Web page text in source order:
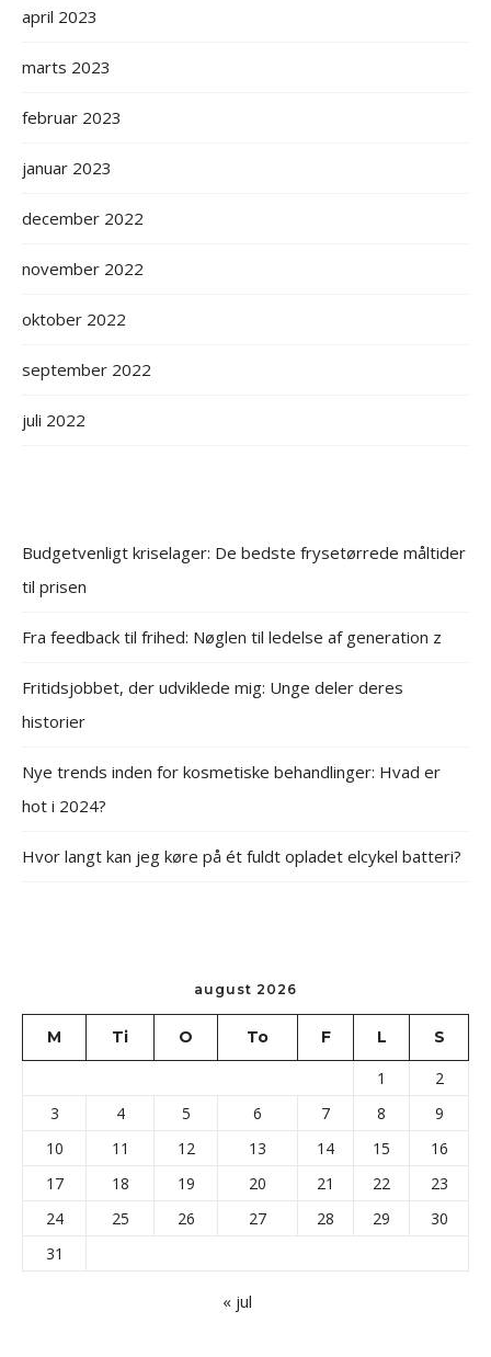
april 2023
marts 2023
februar 2023
januar 2023
december 2022
november 2022
oktober 2022
september 2022
juli 2022
Budgetvenligt kriselager: De bedste frysetørrede måltider
til prisen
Fra feedback til frihed: Nøglen til ledelse af generation z
Fritidsjobbet, der udviklede mig: Unge deler deres
historier
Nye trends inden for kosmetiske behandlinger: Hvad er
hot i 2024?
Hvor langt kan jeg køre på ét fuldt opladet elcykel batteri?
august 2026
M Ti O To F L S
1
2
3
4 5 6 7 8
9
10
11 12 13 14 15
16
17
18 19 20 21 22
23
24
25 26 27 28 29
30
31
« jul